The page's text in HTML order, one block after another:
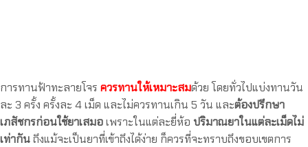
การทานฟ้าทะลายโจร ควรทานให้เหมาะสมด้วย โดยทั่วไปแบ่งทานวัน
ละ 3 ครั้ง ครั้งละ 4 เม็ด และไม่ควรทานเกิน 5 วัน และต้องปรึกษา
เภสัชกรก่อนใช้ยาเสมอเพราะในแต่ละยี่ห้อ ปริมาณยาในแต่ละเม็ดไม่
เท่ากันถึงแม้จะเป็นยาที่เข้าถึงได้ง่าย ก็ควรที่จะทราบถึงขอบเขตการ